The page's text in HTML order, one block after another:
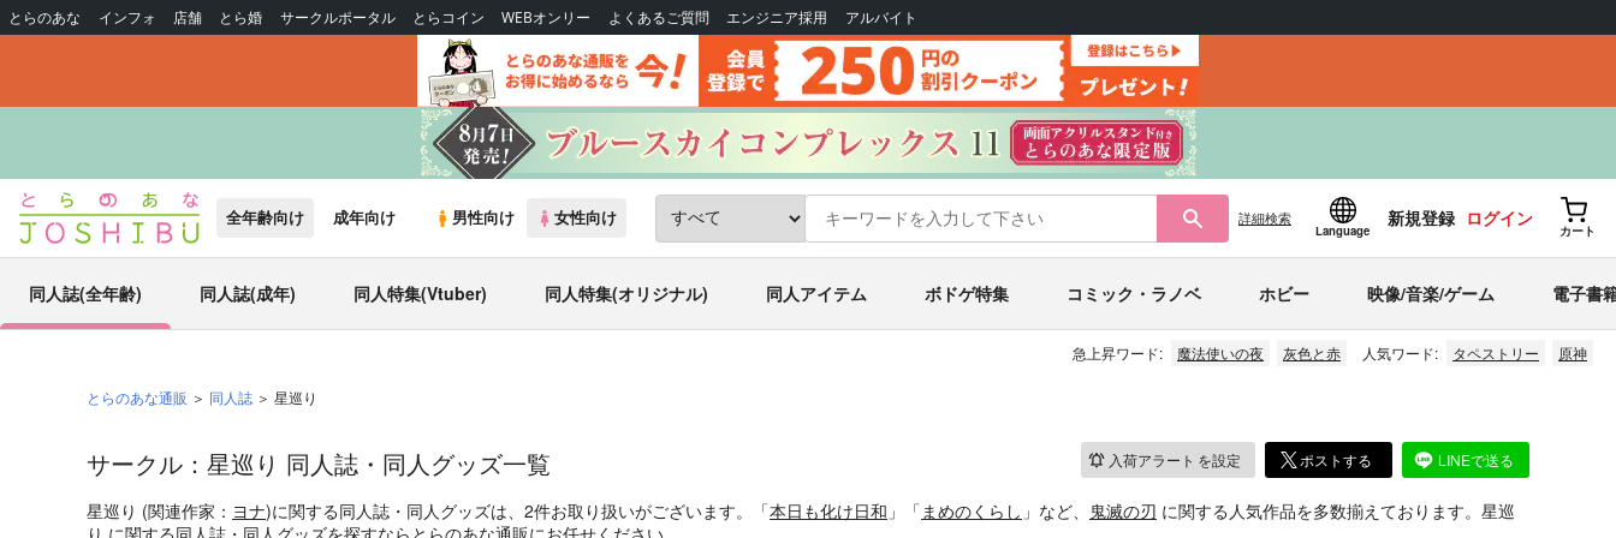
とらのあな インフォ 店舗 とら婚 サークルポータル とらコイン WEBオンリー よくあるご質問 エンジニア採用 アルバイト
全年齢向け 成年向け 男性向け 女性向け 詳細検索
Language
新規登録 ログイン
カート
同人誌(全年齢) 同人誌(成年) 同人特集(Vtuber) 同人特集(オリジナル) 同人アイテム ボドゲ特集 コミック・ラノベ ホビー 映像/音楽/ゲーム 電子書
急上昇ワード: 魔法使いの夜 灰色と赤 人気ワード: タペストリー 原神
とらのあな通販 同人誌 星巡り
入荷アラート を設定 ポストする LINEで送る
サークル：星巡り 同人誌・同人グッズ一覧
星巡り (関連作家： ヨナ)に関する同人誌・同人グッズは、2件お取り扱いがございます。「本日も化け日和 」「まめのくらし 」など、 鬼滅の刃 に関する人気作品を多数揃えております。星巡
り に関する同人誌・同人グッズを探すならとらのあな通販にお任せください。